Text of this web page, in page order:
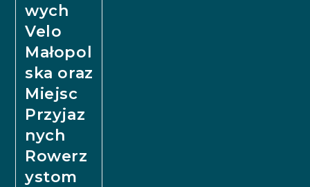
wych
Velo
Małopol
ska oraz
Miejsc
Przyjaz
nych
Rowerz
ystom